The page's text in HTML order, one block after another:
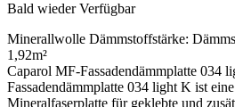
Bald wieder Verfügbar
Minerallwolle Dämmstoffstärke:
1,92m²
Caparol MF-Fassadendämmplatte 034
Fassadendämmplatte 034 light K ist
Mineralfaserplatte für geklebte und